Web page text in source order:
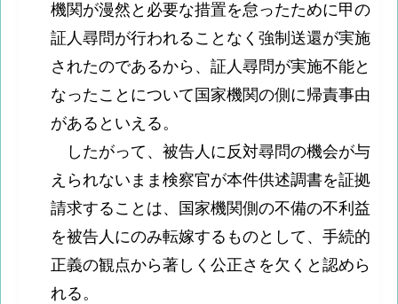
機関が漫然と必要な措置を怠ったために甲の
証人尋問が行われることなく強制送還が実施
されたのであるから、証人尋問が実施不能と
なったことについて国家機関の側に帰責事由
があるといえる。
したがって、被告人に反対尋問の機会が与
えられないまま検察官が本件供述調書を証拠
請求することは、国家機関側の不備の不利益
を被告人にのみ転嫁するものとして、手続的
正義の観点から著しく公正さを欠くと認めら
れる。